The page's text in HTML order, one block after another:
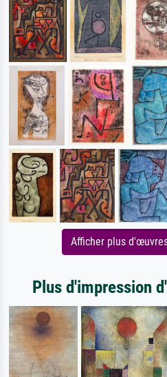
Afficher plus
Plus d'impression